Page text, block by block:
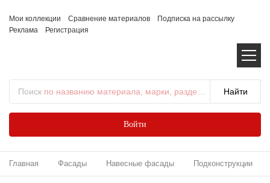
Мои коллекции Сравнение материалов
Подписка на рассылку
Реклама
Регистрация
Поиск по названию материала, марки, раздела...
Войти
Главная Фасады Навесные фасады Подконструкции